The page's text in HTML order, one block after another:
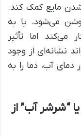
مایع کمک کند.
می‌شود، یا به
اما تأثیر
نشانه‌ای از وجود
آب، دما را به
“شرشر آب” از